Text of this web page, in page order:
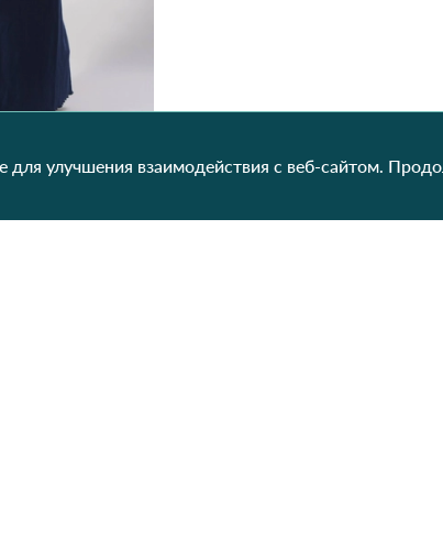
улучшения взаимодействия с веб-сайтом.